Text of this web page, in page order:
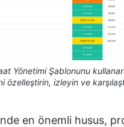
Yönetimi Şablonunu
özelleştirin, izleyin ve
en önemli husus,